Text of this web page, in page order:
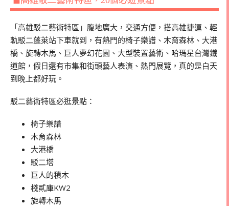
「高雄駁二藝術特區」腹地廣大，交通方便，搭高雄捷運、輕
軌駁二蓬萊站下車就到，有熱門的椅子樂譜、木育森林、大港
橋、旋轉木馬、巨人夢幻花園、大型裝置藝術、哈瑪星台灣鐵
道館，假日還有市集和街頭藝人表演、熱門展覽，真的是白天
到晚上都好玩。
駁二藝術特區必逛景點：
椅子樂譜
木育森林
大港橋
駁二塔
巨人的積木
棧貳庫KW2
旋轉木馬